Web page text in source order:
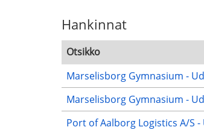
Hankinnat
Otsikko
Marselisborg Gymnasium -
Marselisborg Gymnasium -
Port of Aalborg Logistics A/S